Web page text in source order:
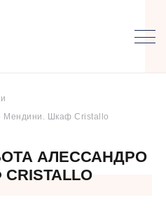
Мендини. Шкаф Cristallo
АЛЕССАНДРО